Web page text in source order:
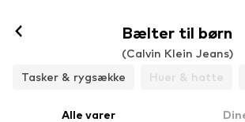
Bælter til børn
(Calvin Klein Jeans)
Tasker & rygsække
Huer & hatte
Alle varer